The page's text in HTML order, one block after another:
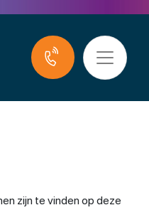
zijn te vinden op deze